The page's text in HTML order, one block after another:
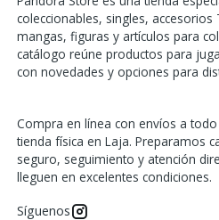
coleccionables, singles,
mangas, figuras y artículos para
catálogo reúne productos para
con novedades y opciones para
Compra en línea con envíos a
tienda física en Laja. Preparamos
seguro, seguimiento y atención
lleguen en excelentes condiciones.
Síguenos